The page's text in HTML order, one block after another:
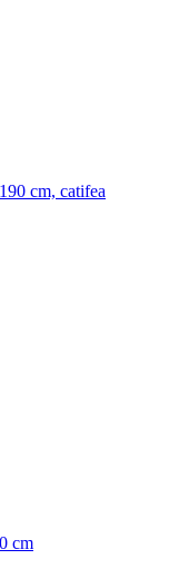
cm, catifea
cm